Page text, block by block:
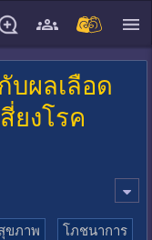
บผลเลือด
ยงโรค
ขภาพ
โภชนาการ
close